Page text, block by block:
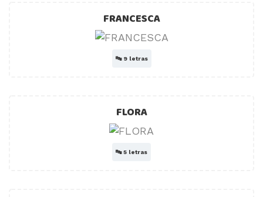
FRANCESCA
🔤 9 letras
FLORA
🔤5 letras